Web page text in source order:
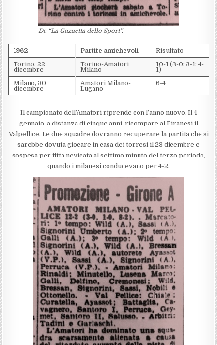
Da “La Gazzetta dello Sport”.
1962 Partite amichevoli
Risultato
Torino, 22
dicembre
Torino-Amatori
Milano
10-1 (3-0; 3-1; 4-
1)
Milano, 30
dicembre
Amatori Milano-
Lugano
6-4
Il campionato dell’Amatori riprende con l’anno nuovo. Il 4
gennaio, a distanza di cinque anni, ricompare al Piranesi il
Valpellice. Le due squadre dovranno recuperare la partita che si
sarebbe dovuta giocare in casa dei torresi il 23 dicembre e
sospesa per fitta nevicata al settimo minuto del terzo periodo,
quando i milanesi conducevano per 4-2.